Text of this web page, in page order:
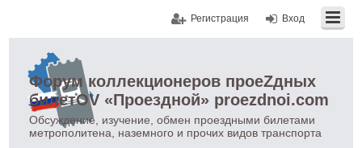
Вход
Регистрация
Форум коллекционеров проеZдных
билетOV «Проездной» proezdnoi.com
Обсуждение, изучение, обмен проездными билетами
метрополитена, наземного и прочих видов транспорта